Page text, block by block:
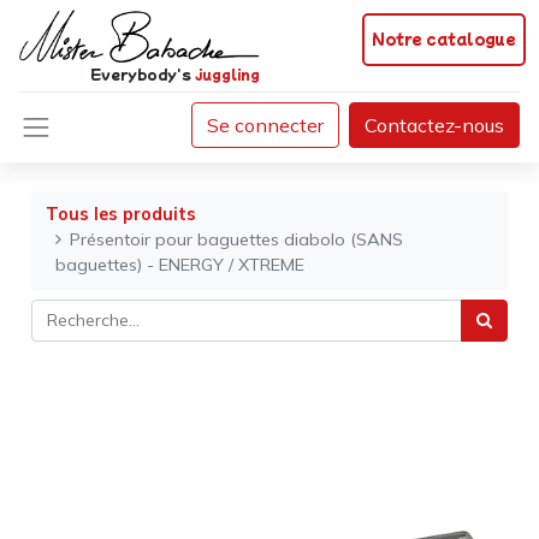
Notre catalogue
Everybody'sjuggling
Se connecter Contactez-nous
Tous les produits
Présentoir pour baguettes diabolo (SANS
baguettes) - ENERGY / XTREME